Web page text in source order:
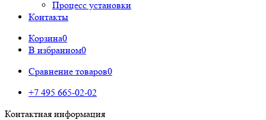
Процесс установки
Контакты
Корзина0
В избранном0
Сравнение товаров0
+7 495 665-02-02
Контактная информация